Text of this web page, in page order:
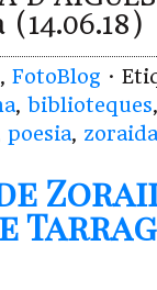
, FotoBlog ·
, biblioteques
poesia,